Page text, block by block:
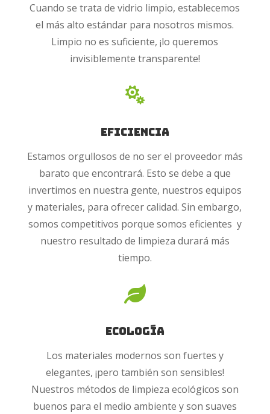
Cuando se trata de vidrio limpio, establecemos
el más alto estándar para nosotros mismos.
Limpio no es suficiente, ¡lo queremos
invisiblemente transparente!

Eficiencia
Estamos orgullosos de no ser el proveedor más
barato que encontrará. Esto se debe a que
invertimos en nuestra gente, nuestros equipos
y materiales, para ofrecer calidad. Sin embargo,
somos competitivos porque somos eficientes y
nuestro resultado de limpieza durará más
tiempo.

Ecología
Los materiales modernos son fuertes y
elegantes, ¡pero también son sensibles!
Nuestros métodos de limpieza ecológicos son
buenos para el medio ambiente y son suaves